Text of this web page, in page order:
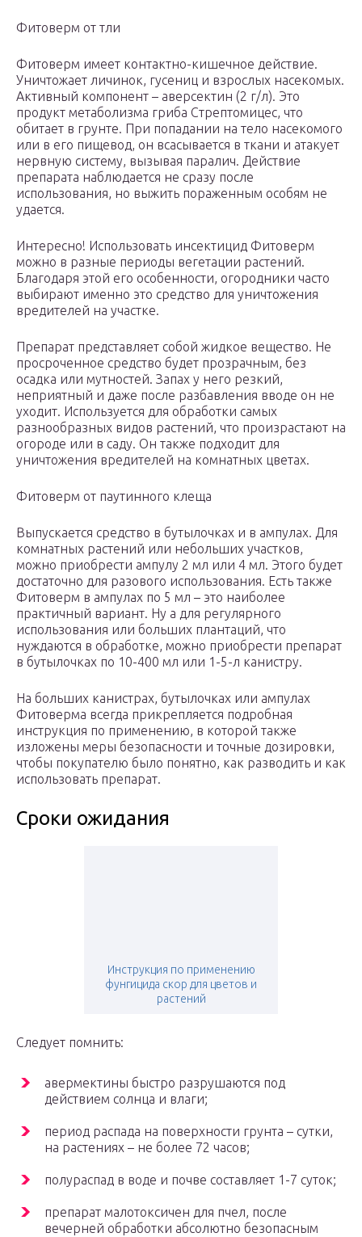
Фитоверм от тли
Фитоверм имеет контактно-кишечное действие.
Уничтожает личинок, гусениц и взрослых насекомых.
Активный компонент – аверсектин (2 г/л). Это
продукт метаболизма гриба Стрептомицес, что
обитает в грунте. При попадании на тело насекомого
или в его пищевод, он всасывается в ткани и атакует
нервную систему, вызывая паралич. Действие
препарата наблюдается не сразу после
использования, но выжить пораженным особям не
удается.
Интересно! Использовать инсектицид Фитоверм
можно в разные периоды вегетации растений.
Благодаря этой его особенности, огородники часто
выбирают именно это средство для уничтожения
вредителей на участке.
Препарат представляет собой жидкое вещество. Не
просроченное средство будет прозрачным, без
осадка или мутностей. Запах у него резкий,
неприятный и даже после разбавления вводе он не
уходит. Используется для обработки самых
разнообразных видов растений, что произрастают на
огороде или в саду. Он также подходит для
уничтожения вредителей на комнатных цветах.
Фитоверм от паутинного клеща
Выпускается средство в бутылочках и в ампулах. Для
комнатных растений или небольших участков,
можно приобрести ампулу 2 мл или 4 мл. Этого будет
достаточно для разового использования. Есть также
Фитоверм в ампулах по 5 мл – это наиболее
практичный вариант. Ну а для регулярного
использования или больших плантаций, что
нуждаются в обработке, можно приобрести препарат
в бутылочках по 10-400 мл или 1-5-л канистру.
На больших канистрах, бутылочках или ампулах
Фитоверма всегда прикрепляется подробная
инструкция по применению, в которой также
изложены меры безопасности и точные дозировки,
чтобы покупателю было понятно, как разводить и как
использовать препарат.
Сроки ожидания
Инструкция по применению
фунгицида скор для цветов и
растений
Следует помнить:
авермектины быстро разрушаются под
действием солнца и влаги;
период распада на поверхности грунта – сутки,
на растениях – не более 72 часов;
полураспад в воде и почве составляет 1-7 суток;
препарат малотоксичен для пчел, после
вечерней обработки абсолютно безопасным